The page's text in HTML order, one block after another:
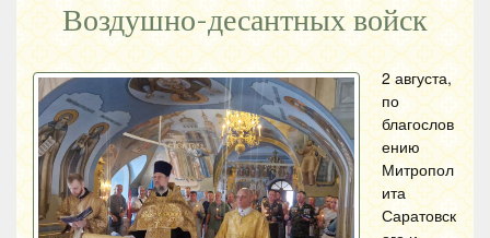
Воздушно-десантных войск
2 августа,
по
благослов
ению
Митропол
ита
Саратовск